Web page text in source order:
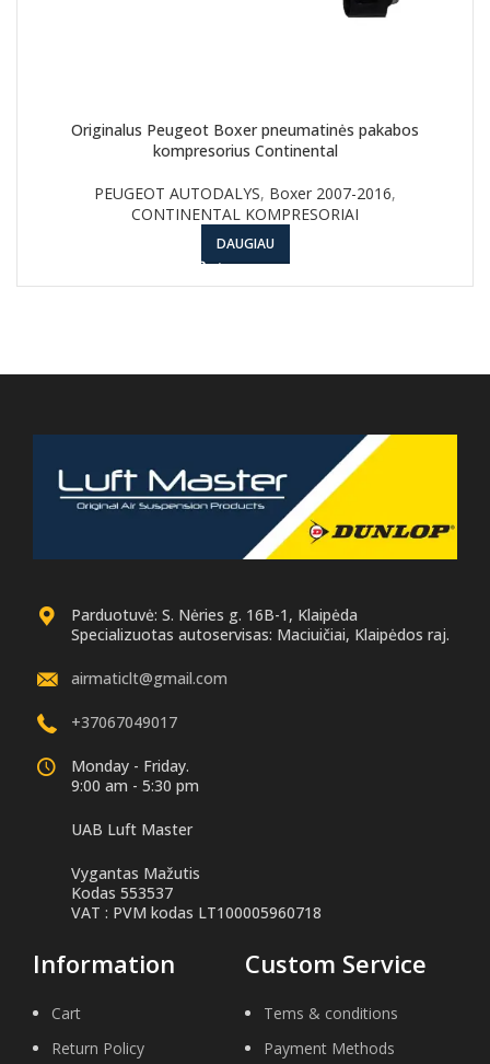
Originalus Peugeot Boxer pneumatinės pakabos
kompresorius Continental
PEUGEOT AUTODALYS, Boxer 2007-2016,
CONTINENTAL KOMPRESORIAI
DAUGIAU
Parduotuvė: S. Nėries g. 16B-1, Klaipėda
Specializuotas autoservisas: Maciuičiai, Klaipėdos raj.
airmaticlt@gmail.com
+37067049017
Monday - Friday.
9:00 am - 5:30 pm
UAB Luft Master
Vygantas Mažutis
Kodas 553537
VAT : PVM kodas LT100005960718
Information
Cart
Return Policy
Custom Service
Tems & conditions
Payment Methods